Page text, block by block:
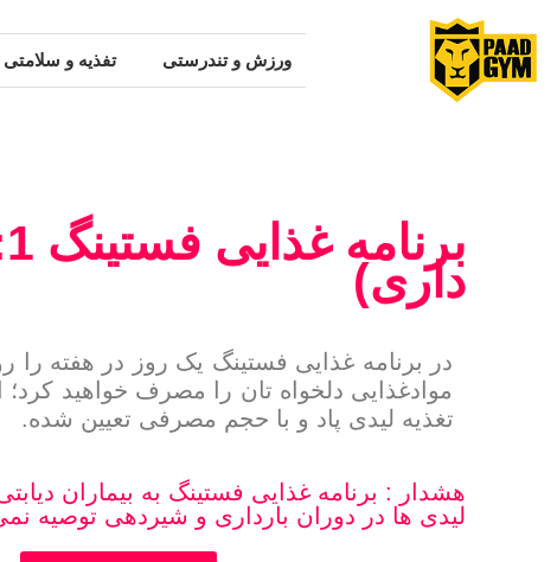
ورزش و تندرستی تفذیه و سلامتی
داری)
در برنامه غذایی فستینگ یک روز در هفته
موادغذایی دلخواه تان را مصرف خواهید
تغذیه لیدی پاد و با حجم مصرفی تعیین شده.
هشدار : برنامه غذایی فستینگ به بیماران
لیدی ها در دوران بارداری و شیردهی توصیه